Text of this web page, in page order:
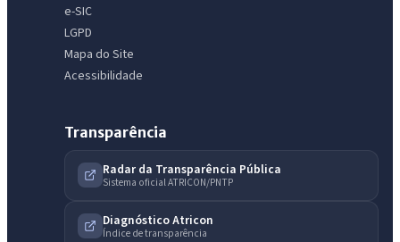
e-SIC
LGPD
Mapa do Site
Acessibilidade
Transparência
Radar da Transparência Pública
Sistema oficial ATRICON/PNTP
Diagnóstico Atricon
Índice de transparência
IntGest AI
Assistente do Portal